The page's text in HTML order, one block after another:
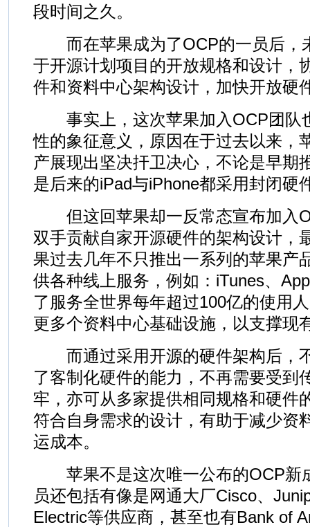
段时间之久。
而在苹果成为了OCP的一员后，
于开源计划项目的开放规格和设计，
件和资料中心架构设计，加快开放硬
事实上，这次苹果加入OCP团队
性的象征意义，原因在于过去以来，
产展现出坚决扞卫决心，不论是早期
是后来的iPad与iPhone都采用封闭硬
但这回苹果却一反常态宣布加入
双手贡献自家开源硬件的架构设计，
果过去几年不只推出一系列的苹果产
供各种线上服务，例如：iTunes、
了服务全世界每年超过100亿的使用
更多个资料中心基础设施，以支撑现
而通过采用开源的硬件架构后，
了客制化硬件的能力，不再需要受到
牢，亦可从多家提供相同规格和硬件
符合自身需求的设计，有助于减少资
运成本。
苹果不是这次唯一公布的OCP新
员还包括有像是网通大厂Cisco、
Electric等供应商，甚至也有Bank of